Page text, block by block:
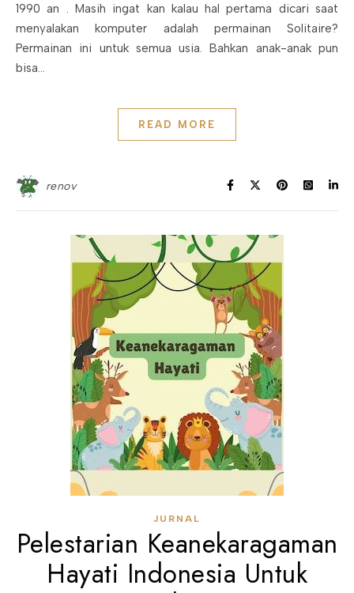
1990 an . Masih ingat kan kalau hal pertama dicari saat
menyalakan komputer adalah permainan Solitaire?
Permainan ini untuk semua usia. Bahkan anak-anak pun
bisa…
READ MORE
renov
JURNAL
Pelestarian Keanekaragaman
Hayati Indonesia Untuk